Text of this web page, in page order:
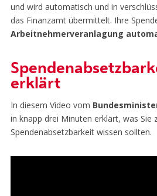
und wird automatisch und in
das Finanzamt übermittelt. Ihre
Arbeitnehmerveranlagung
erklärt
In diesem Video vom
in knapp drei Minuten erklärt, was Sie
Spendenabsetzbarkeit wissen sollten.